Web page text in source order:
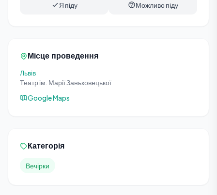
Я піду Можливо піду
Місце проведення
Львів
Театр ім. Марії Заньковецької
Google Maps
Категорія
Вечірки